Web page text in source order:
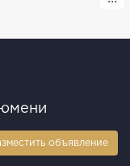
объявление